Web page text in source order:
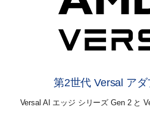
第2世代 Versal ア
Versal AI エッジ シリーズ Gen 2 と